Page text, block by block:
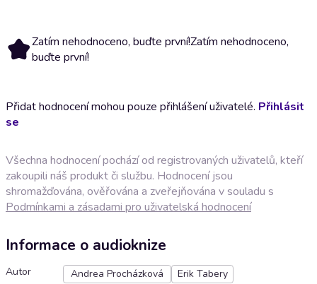
Zatím nehodnoceno, buďte první!Zatím nehodnoceno,
buďte první!
Přidat hodnocení mohou pouze přihlášení uživatelé. Přihlásit
se
Všechna hodnocení pochází od registrovaných uživatelů, kteří
zakoupili náš produkt či službu. Hodnocení jsou
shromažďována, ověřována a zveřejňována v souladu s
Podmínkami a zásadami pro uživatelská hodnocení
Informace o audioknize
Autor Andrea Procházková
Erik Tabery